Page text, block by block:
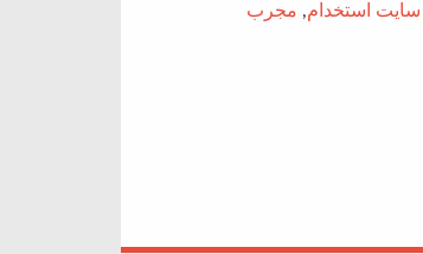
سایت استخدام, مجرب